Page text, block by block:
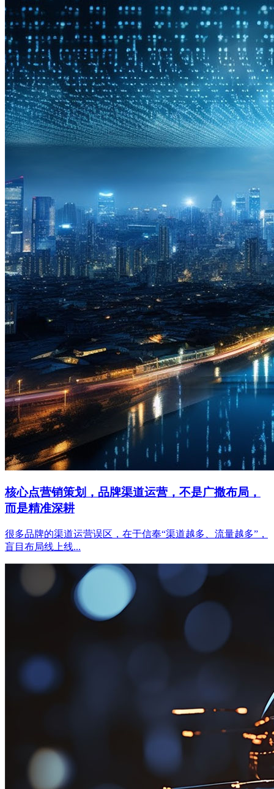
核心点营销策划，品牌渠道运营，不是广撒布局，
而是精准深耕
很多品牌的渠道运营误区，在于信奉“渠道越多、流量越多”，
盲目布局线上线...